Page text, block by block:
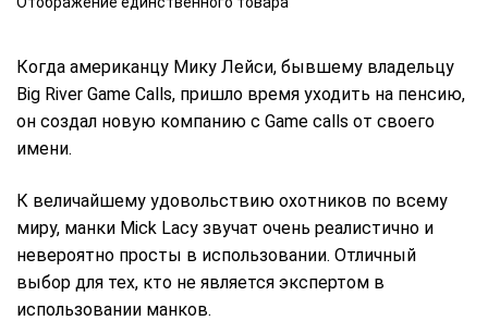
Когда американцу Мику Лейси, бывшему владельцу
Big River Game Calls, пришло время уходить на пенсию,
он создал новую компанию с Game calls от своего
имени.
К величайшему удовольствию охотников по всему
миру, манки Mick Lacy звучат очень реалистично и
невероятно просты в использовании. Отличный
выбор для тех, кто не является экспертом в
использовании манков.